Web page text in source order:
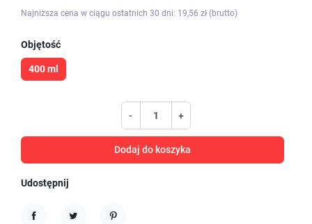
Najniższa cena w ciągu ostatnich 30 dni: 19,56 zł (brutto)
Objętość
400 ml
- +
Dodaj do koszyka
Udostępnij